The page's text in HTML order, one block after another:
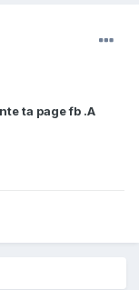
ta page fb .A